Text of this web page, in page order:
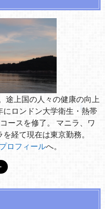
途上国の人々の健康の向上
ロンドン大学衛生・熱帯
ースを修了。 マニラ、ワ
経て現在は東京勤務。
プロフィールへ。